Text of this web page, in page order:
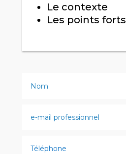
Le contexte
Les points forts